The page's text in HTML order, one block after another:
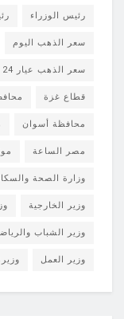
رئيس الوزراء
سعر الذهب اليوم
سعر الذهب عيار 24
قطاع غزة
محافظة أسوان
مصر الساعة
وزارة الصحة
وزير الخارجية
وزير الشباب
وزير العمل